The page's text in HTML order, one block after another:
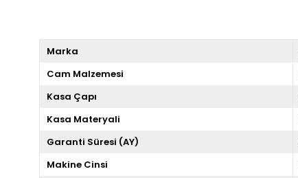
Marka
Cam Malzemesi
Kasa Çapı
Kasa Materyali
Garanti Süresi (AY)
Makine Cinsi